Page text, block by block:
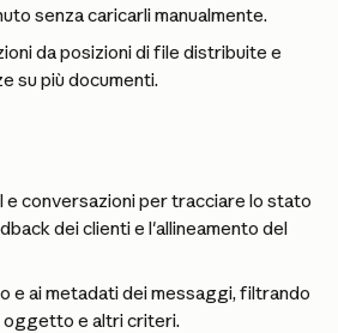
senza caricarli manualmente.
da posizioni di file distribuite e
su più documenti.
e conversazioni per tracciare lo stato
dei clienti e l'allineamento del
e ai metadati dei messaggi, filtrando
oggetto e altri criteri.